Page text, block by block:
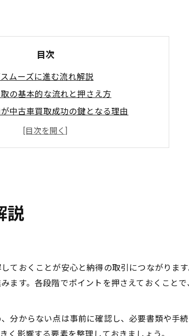
目次
ムーズに進む流れ解説
の基本的な流れと押さえ方
中古車買取成功の鍵となる理由
に査定依頼で中古車買取を有利に
約まで中古車買取の流れを整理
備が中古車買取額アップの秘訣
ための中古車買取手順の最適化
糀谷で安心売却体験を叶える方法
区東糀谷でスムーズな中古車買取術
説
ておくことが安心と納得の取引につながりま
ます。各段階でポイントを押さえておくこと
分からない点は事前に確認し、必要書類や手